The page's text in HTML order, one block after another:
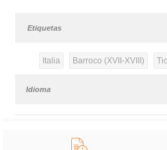
Etiquetas
Italia Barroco (XVII-XVIII)
Idioma